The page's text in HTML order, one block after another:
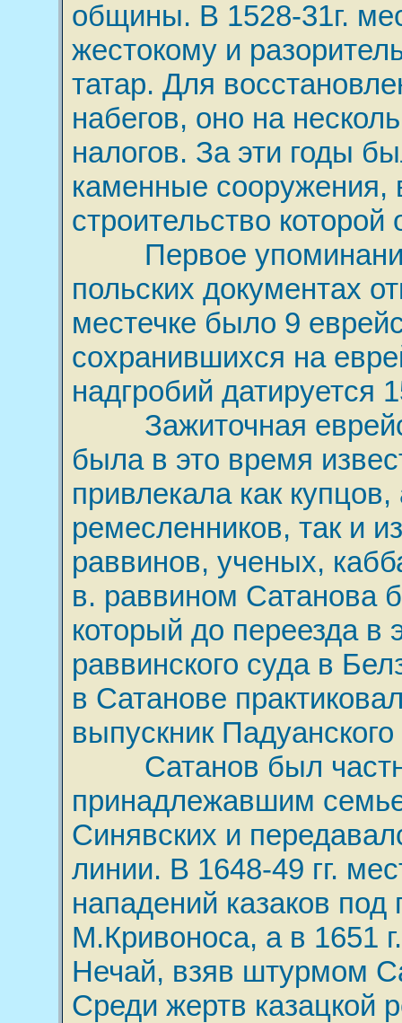
общины. В 1528-31г.
жестокому и
татар. Для
набегов, оно на
налогов. За эти годы
каменные сооружения,
строительство
Первое упоминание
польских документах
местечке было 9
сохранившихся на
надгробий датируется
Зажиточная
была в это время
привлекала как
ремесленников, так и
раввинов, ученых,
в. раввином
который до переезда в
раввинского суда в
в Сатанове
выпускник
Сатанов был
принадлежавшим
Синявских и
линии. В 1648-49 гг.
нападений казаков
М.Кривоноса, а в 1651
Нечай, взяв штурмом
Среди жертв казацкой